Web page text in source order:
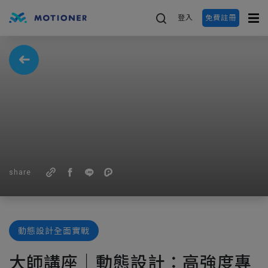
登入 免費註冊
share
動態設計全面實戰
大師講座｜動態設計：高強度專